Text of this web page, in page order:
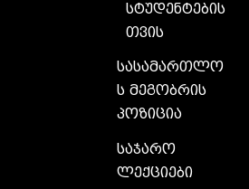
სტუდენტების
თვის
სასამართლო
ს მეგობრის
პოზიცია
საჯარო
ლექციები